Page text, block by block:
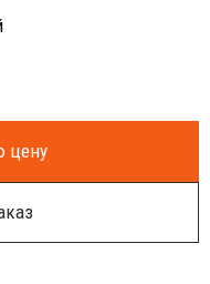
цену